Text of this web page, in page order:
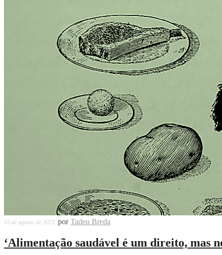
15 de agosto de 2023 porTadeu Breda
‘Alimentação saudável é um direito, mas